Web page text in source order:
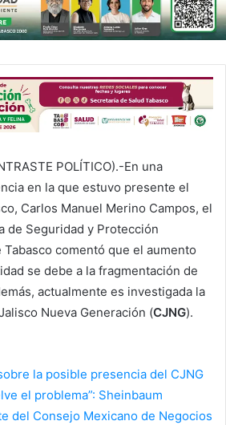
POLÍTICO).-En una
en la que estuvo presente el
Carlos Manuel Merino Campos, el
de Seguridad y Protección
Tabasco comentó que el aumento
se debe a la fragmentación de
actualmente es investigada la
Nueva Generación (CJNG).
la posible presencia del CJNG
el problema”: Sheinbaum
del Consejo Mexicano de Negocios